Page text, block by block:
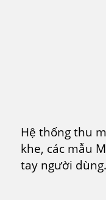
Hệ thống thu
khe, các mẫu
tay người dùng.